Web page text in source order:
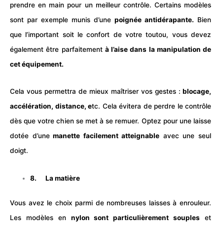
prendre en main pour un meilleur contrôle. Certains modèles
sont par exemple munis d’une poignée antidérapante. Bien
que l’important soit le confort de votre toutou, vous devez
également être parfaitement à l’aise dans la manipulation de
cet équipement.
Cela vous permettra de mieux maîtriser vos gestes : blocage,
accélération, distance, etc. Cela évitera de perdre le contrôle
dès que votre chien se met à se remuer. Optez pour une laisse
dotée d’unemanette facilement atteignable avec une seul
doigt.
8. La matière
Vous avez le choix parmi de nombreuses laisses à enrouleur.
Les modèles en nylon sont particulièrement souples et